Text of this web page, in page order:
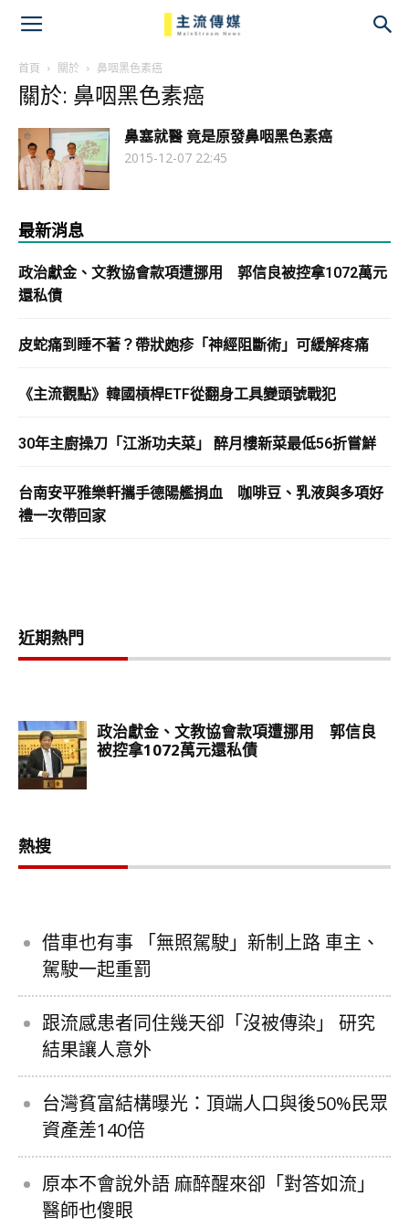
首頁 關於 鼻咽黑色素癌
關於: 鼻咽黑色素癌
鼻塞就醫 竟是原發鼻咽黑色素癌
2015-12-07 22:45
最新消息
政治獻金、文教協會款項遭挪用 郭信良被控拿1072萬元
還私債
皮蛇痛到睡不著？帶狀皰疹「神經阻斷術」可緩解疼痛
《主流觀點》韓國槓桿ETF從翻身工具變頭號戰犯
30年主廚操刀「江浙功夫菜」 醉月樓新菜最低56折嘗鮮
台南安平雅樂軒攜手德陽艦捐血 咖啡豆、乳液與多項好
禮一次帶回家
近期熱門
熱搜
借車也有事 「無照駕駛」新制上路 車主、
駕駛一起重罰
跟流感患者同住幾天卻「沒被傳染」 研究
結果讓人意外
台灣貧富結構曝光：頂端人口與後50%民眾
資產差140倍
原本不會說外語 麻醉醒來卻「對答如流」
醫師也傻眼